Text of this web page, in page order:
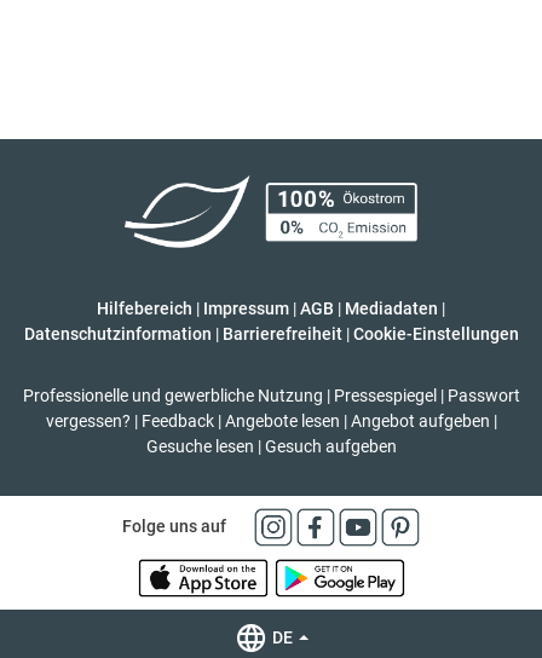
Hilfebereich | Impressum |AGB | Mediadaten |
Datenschutzinformation | Barrierefreiheit | Cookie-Einstellungen
Professionelle und gewerbliche Nutzung | Pressespiegel | Passwort
vergessen? | Feedback | Angebote lesen | Angebot aufgeben |
Gesuche lesen | Gesuch aufgeben
Folge uns auf
DE